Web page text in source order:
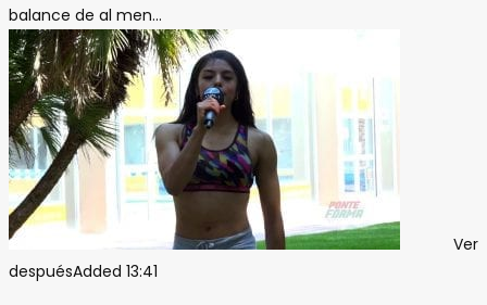
balance de al men...
Ver
despuésAdded 13:41